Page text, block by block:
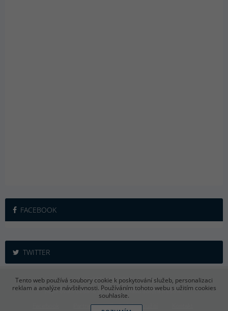
FACEBOOK
TWITTER
Partneři Podmínky použití
iSport365.cz © 2015 – 2026
Kopírování obsahu je bez souhlasu autora trestné.
Tento web používá soubory cookie k poskytování služeb, personalizaci
reklam a analýze návštěvnosti. Používáním tohoto webu s užitím cookies
souhlasíte.